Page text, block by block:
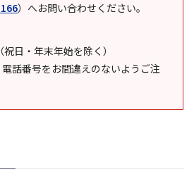
） へお問い合わせください。
日・年末年始を除く）
話番号をお間違えのないようご注